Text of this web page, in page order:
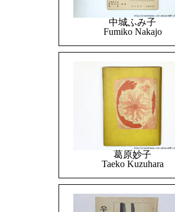
中城ふみ子
Fumiko Nakajo
葛原妙子
Taeko Kuzuhara